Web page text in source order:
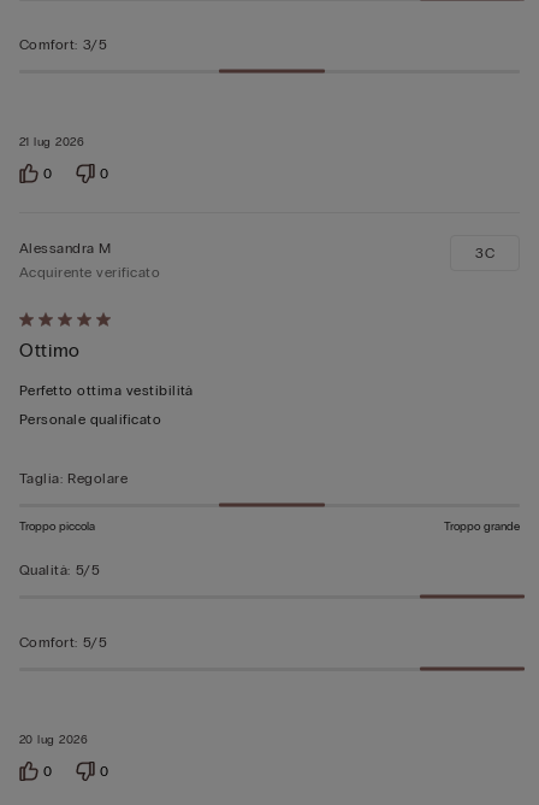
21 lug 2026
Comfort: 3/5
0 0
Valutato
5
su
5
20 lug 2026
Alessandra M
Acquirente verificato
Ottimo
Perfetto ottima vestibilità
Personale qualificato
3C
Taglia: Regolare
Troppo piccola Troppo grande
Qualità: 5/5
Comfort: 5/5
0 0